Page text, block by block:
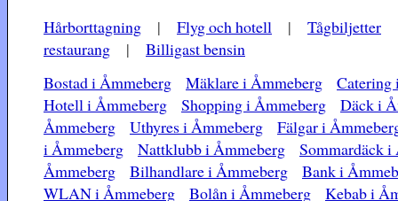
Hårborttagning | Flyg och hotell | Tågbiljetter
restaurang | Billigast bensin
Bostad i Åmmeberg
Mäklare i Åmmeberg
Catering
Hotell i Åmmeberg
Shopping i Åmmeberg
Däck i
Åmmeberg
Uthyres i Åmmeberg
Fälgar i
i Åmmeberg
Nattklubb i Åmmeberg
Sommardäck i
Åmmeberg
Bilhandlare i Åmmeberg
Bank i
WLAN i Åmmeberg
Bolån i Åmmeberg
Kebab i